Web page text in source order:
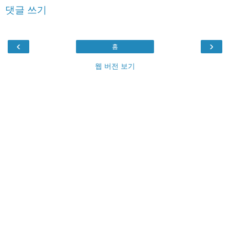
댓글 쓰기
‹ ›
홈
웹 버전 보기